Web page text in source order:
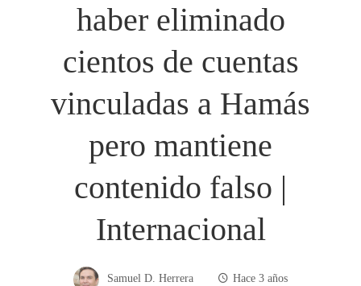
haber eliminado
cientos de cuentas
vinculadas a Hamás
pero mantiene
contenido falso |
Internacional
Samuel D. Herrera Hace 3 años